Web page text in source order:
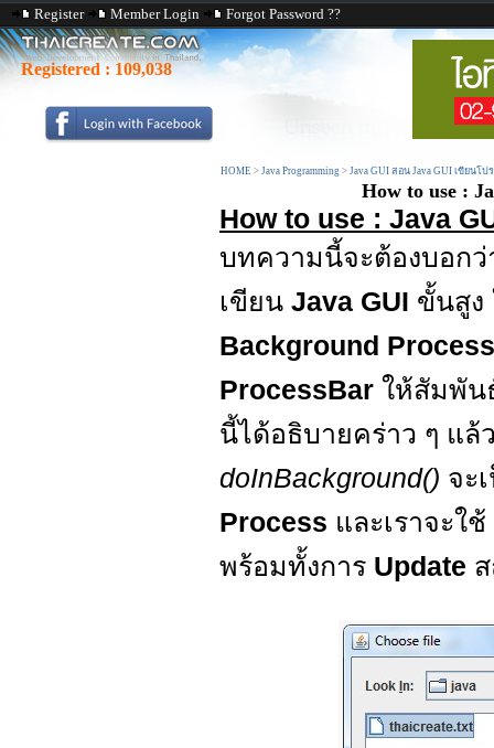
Register Member Login Forgot Password ??
Registered : 109,038
HOME > Java Programming > Java GUI สอน Java GUI เขียนโ
How to use :
How to use : Java
บทความนี้จะต้องบอก
เขียน Java GUI ขั้นสูง
Background
ProcessBar ให้สัมพัน
นี้ได้อธิบายคร่าว ๆ แล้
doInBackground() จะ
Process และเราจะใ
พร้อมทั้งการ Update